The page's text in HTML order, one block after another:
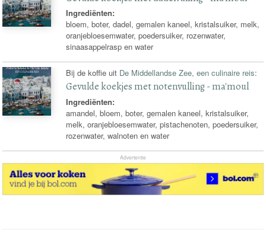
Ingrediënten:
bloem, boter, dadel, gemalen kaneel, kristalsuiker, melk,
oranjebloesemwater, poedersuiker, rozenwater,
sinaasappelrasp en water
Bij de koffie uit De Middellandse Zee, een culinaire reis:
Gevulde koekjes met notenvulling - ma'moul
Ingrediënten:
amandel, bloem, boter, gemalen kaneel, kristalsuiker,
melk, oranjebloesemwater, pistachenoten, poedersuiker,
rozenwater, walnoten en water
Advertentie